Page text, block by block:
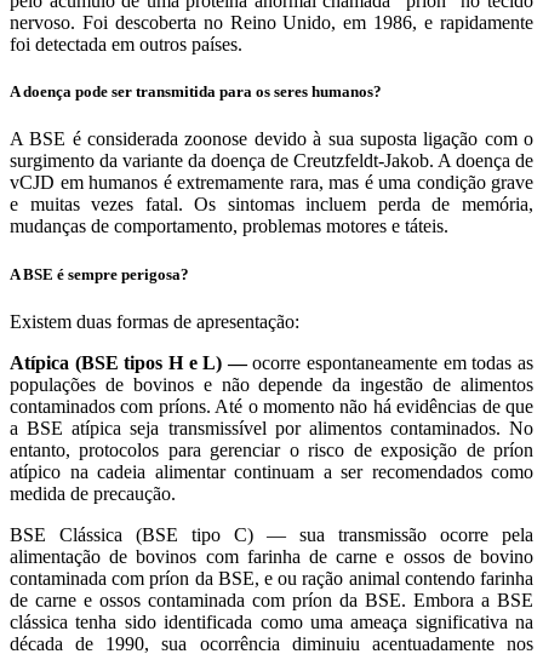
nervoso. Foi descoberta no Reino Unido, em 1986, e rapidamente
foi detectada em outros países.
A doença pode ser transmitida para os seres humanos?
A BSE é considerada zoonose devido à sua suposta ligação com o
surgimento da variante da doença de Creutzfeldt-Jakob. A doença de
vCJD em humanos é extremamente rara, mas é uma condição grave
e muitas vezes fatal. Os sintomas incluem perda de memória,
mudanças de comportamento, problemas motores e táteis.
A BSE é sempre perigosa?
Existem duas formas de apresentação:
Atípica (BSE tipos H e L) —ocorre espontaneamente em todas as
populações de bovinos e não depende da ingestão de alimentos
contaminados com príons. Até o momento não há evidências de que
a BSE atípica seja transmissível por alimentos contaminados. No
entanto, protocolos para gerenciar o risco de exposição de príon
atípico na cadeia alimentar continuam a ser recomendados como
medida de precaução.
BSE Clássica (BSE tipo C) — sua transmissão ocorre pela
alimentação de bovinos com farinha de carne e ossos de bovino
contaminada com príon da BSE, e ou ração animal contendo farinha
de carne e ossos contaminada com príon da BSE. Embora a BSE
clássica tenha sido identificada como uma ameaça significativa na
década de 1990, sua ocorrência diminuiu acentuadamente nos